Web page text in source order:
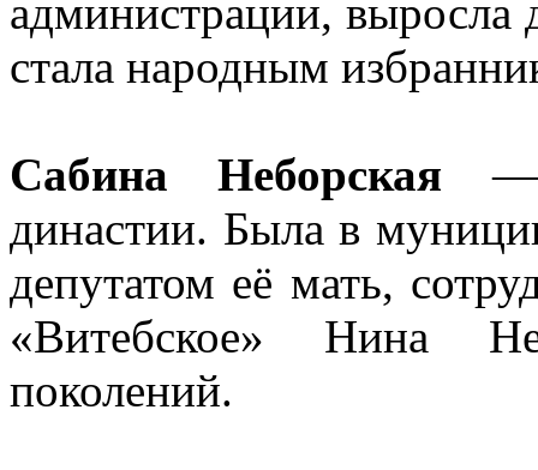
администрации, выросла
стала народным
Сабина Неборская —
династии. Была в
депутатом её мать,
«Витебское» Нина
поколений.